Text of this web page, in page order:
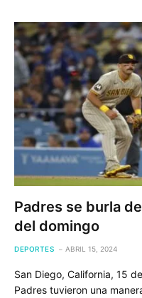
Padres se burla
del domingo
DEPORTES ABRIL 15, 2024
San Diego, California, 15
Padres tuvieron una